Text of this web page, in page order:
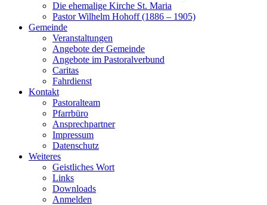
Die ehemalige Kirche St. Maria
Pastor Wilhelm Hohoff (1886 – 1905)
Gemeinde
Veranstaltungen
Angebote der Gemeinde
Angebote im Pastoralverbund
Caritas
Fahrdienst
Kontakt
Pastoralteam
Pfarrbüro
Ansprechpartner
Impressum
Datenschutz
Weiteres
Geistliches Wort
Links
Downloads
Anmelden